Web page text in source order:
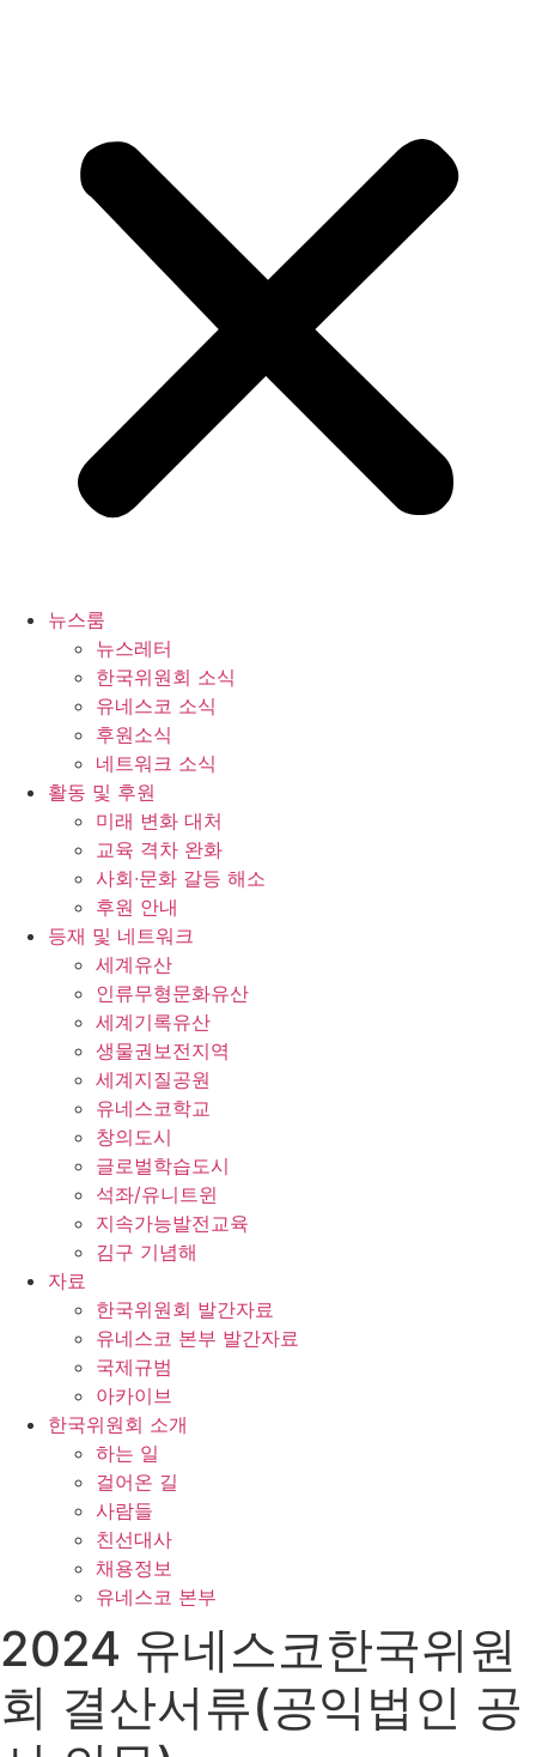
뉴스룸
뉴스레터
한국위원회 소식
유네스코 소식
후원소식
네트워크 소식
활동 및 후원
미래 변화 대처
교육 격차 완화
사회∙문화 갈등 해소
후원 안내
등재 및 네트워크
세계유산
인류무형문화유산
세계기록유산
생물권보전지역
세계지질공원
유네스코학교
창의도시
글로벌학습도시
석좌/유니트윈
지속가능발전교육
김구 기념해
자료
한국위원회 발간자료
유네스코 본부 발간자료
국제규범
아카이브
한국위원회 소개
하는 일
걸어온 길
사람들
친선대사
채용정보
유네스코 본부
2024 유네스코한국위원
회 결산서류(공익법인 공